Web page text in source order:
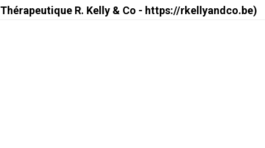
Thérapeutique R. Kelly & Co - https://rkellyandco.be)